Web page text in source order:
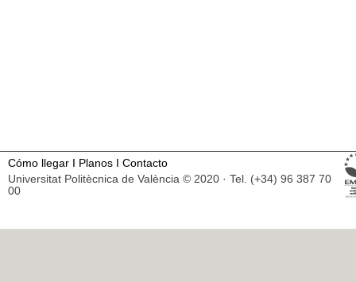
Cómo llegar I Planos I Contacto
Universitat Politècnica de València © 2020 · Tel. (+34) 96 387 70
00